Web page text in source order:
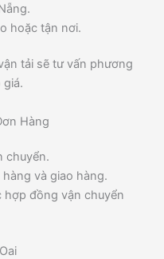
hoặc tận nơi.
tải sẽ tư vấn phương
giá.
Hàng
chuyển.
và giao hàng.
hợp đồng vận chuyển